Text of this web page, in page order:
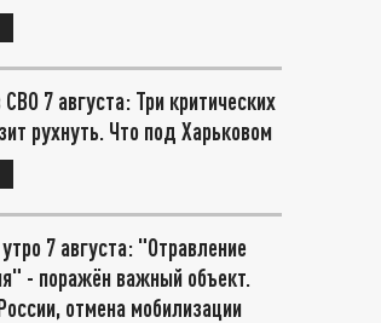
7 августа: Три критических
рухнуть. Что под Харьковом
7 августа: "Отравление
- поражён важный объект.
отмена мобилизации